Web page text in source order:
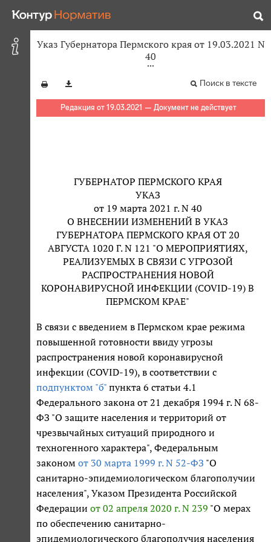
Указ Губернатора Пермского края от 19.03.2021 N
40
Поиск в тексте
Редакция от 19.03.2021 — Документ не действует
ГУБЕРНАТОР ПЕРМСКОГО КРАЯ
УКАЗ
от 19 марта 2021 г. N 40
О ВНЕСЕНИИ ИЗМЕНЕНИЙ В УКАЗ
ГУБЕРНАТОРА ПЕРМСКОГО КРАЯ ОТ 20
АВГУСТА 1020 Г. N 121 "О МЕРОПРИЯТИЯХ,
РЕАЛИЗУЕМЫХ В СВЯЗИ С УГРОЗОЙ
РАСПРОСТРАНЕНИЯ НОВОЙ
КОРОНАВИРУСНОЙ ИНФЕКЦИИ (COVID-19) В
ПЕРМСКОМ КРАЕ"
В связи с введением в Пермском крае режима
повышенной готовности ввиду угрозы
распространения новой коронавирусной
инфекции (COVID-19), в соответствии с
подпунктом "б" пункта 6 статьи 4.1
Федерального закона от 21 декабря 1994 г. N 68-
ФЗ "О защите населения и территорий от
чрезвычайных ситуаций природного и
техногенного характера", Федеральным
законом от 30 марта 1999 г. N 52-ФЗ "О
санитарно-эпидемиологическом благополучии
населения", Указом Президента Российской
Федерации от 02 апреля 2020 г. N 239 "О мерах
по обеспечению санитарно-
эпидемиологического благополучия населения